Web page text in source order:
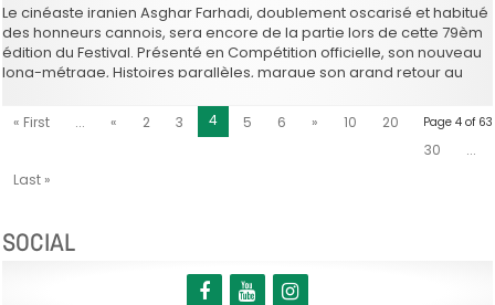
Le cinéaste iranien Asghar Farhadi, doublement oscarisé et habitué
des honneurs cannois, sera encore de la partie lors de cette 79èm
édition du Festival. Présenté en Compétition officielle, son nouveau
long-métrage, Histoires parallèles, marque son grand retour au
thriller psychologique et moral, …
Page 4 of 63
« First ... « 2 3 4 5 6 » 10
20
30
...
Last »
SOCIAL